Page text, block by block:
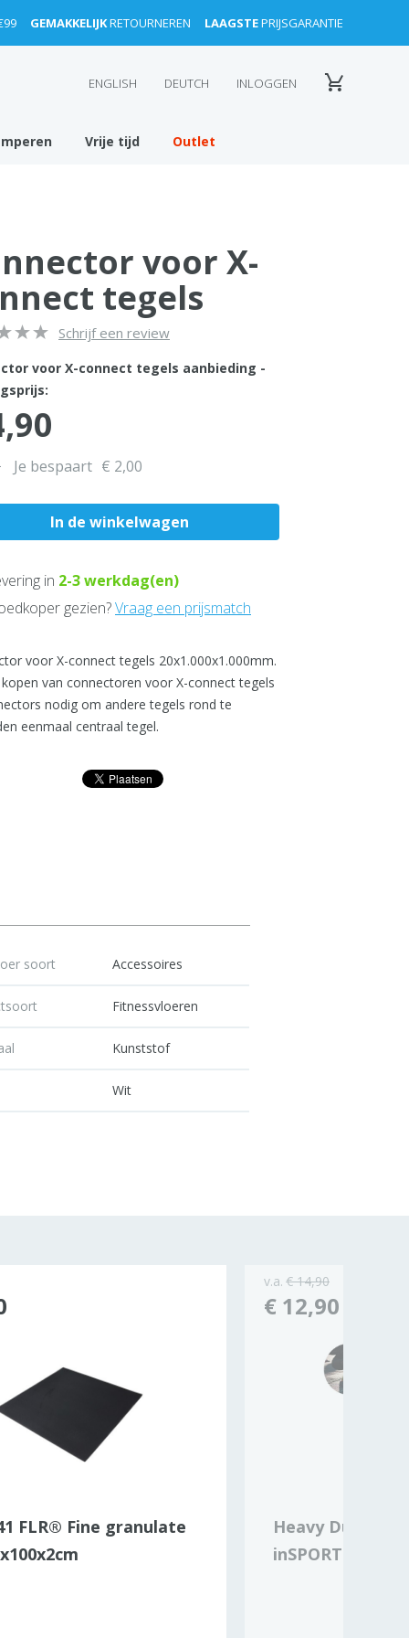
GEMAKKELIJKRETOURNEREN LAAGSTEPRIJSGARANTIE
ENGLISH DEUTCH INLOGGEN
Vrije tijd Outlet
voor X-
tegels
Schrijf een review
voor X-connect tegels aanbieding -
Je bespaart € 2,00
in 2-3werkdag(en)
gezien?Vraag een prijsmatch
voor X-connect tegels 20x1.000x1.000mm.
van connectoren voor X-connect tegels
nodig om andere tegels rond te
eenmaal centraal tegel.
soort Accessoires
Fitnessvloeren
Kunststof
Wit
FLR® Fine granulate
Heavy Duty
inSPORTline
v.a. € 14,90
€ 12,90